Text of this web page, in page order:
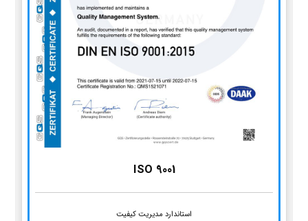
ISO 9001
استاندارد مدیریت کیفیت